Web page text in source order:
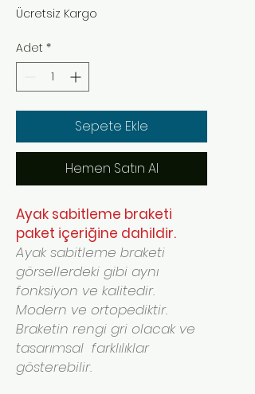
Ücretsiz Kargo
Adet *
Sepete Ekle
Hemen Satın Al
Ayak sabitleme braketi
paket içeriğine dahildir.
Ayak sabitleme braketi
görsellerdeki gibi aynı
fonksiyon ve kalitedir.
Modern ve ortopediktir.
Braketin rengi gri olacak ve
tasarımsal farklılıklar
gösterebilir.